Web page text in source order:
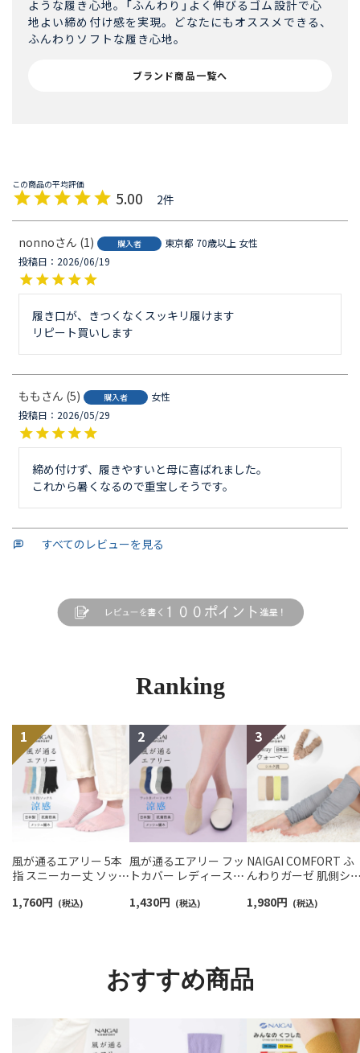
ような履き心地。「ふんわり」よく伸びるゴム設計で心
地よい締め付け感を実現。どなたにもオススメできる、
ふんわりソフトな履き心地。
ブランド商品一覧へ
5.00 2
nonno 1 購入者 東京都 70歳以上 女性
投稿日
2026/06/19
履き口が、きつくなくスッキリ履けます
リピート買いします
もも 5 購入者
女性
投稿日
2026/05/29
締め付けず、履きやすいと母に喜ばれました。
すべてのレビューを見る
Ranking
風が通るエアリー 5本
指 スニーカー丈 ソック
抗菌防臭 NAIGAI
1,760円 (税込)
風が通るエアリー フッ
トカバー レディース
03022420
1,430円 (税込)
NAIGAI COMFORT ふ
んわりガーゼ 肌側シ
ームウォーマー 日本
1,980円 (税込)
おすすめ商品